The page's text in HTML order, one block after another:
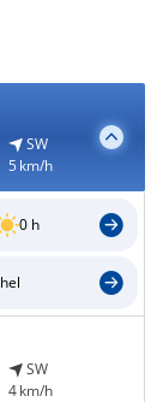
SW
5 km/h
0 h
SW
4 km/h